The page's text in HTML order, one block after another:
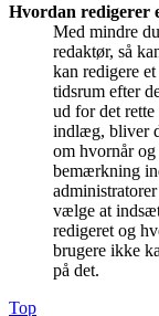
Hvordan redigerer
Med mindre
redaktør, så
kan redigere
tidsrum efter
ud for det
indlæg, bliver
om hvornår
bemærkning
vælge at
redigeret og
brugere ikke
på det.
Top